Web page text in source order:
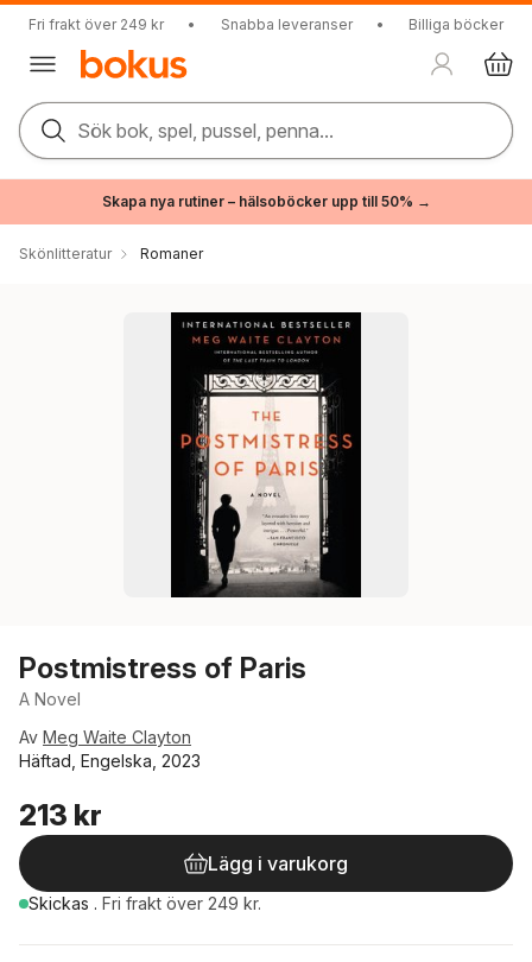
Fri frakt över 249 kr • Snabba leveranser • Billiga böcker
Sök bok, spel, pussel, penna...
Skapa nya rutiner – hälsoböcker upp till 50% →
Skönlitteratur Romaner
Postmistress of Paris
A Novel
Av Meg Waite Clayton
Häftad, Engelska, 2023
213 kr
Lägg i varukorg
Skickas . Fri frakt över 249 kr.